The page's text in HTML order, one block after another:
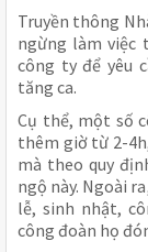
Truyền thông
ngừng làm việc
công ty để yêu
tăng ca.
Cụ thể, một số
thêm giờ từ 2-
mà theo quy
ngộ này. Ngoài
lễ, sinh nhật,
công đoàn họ